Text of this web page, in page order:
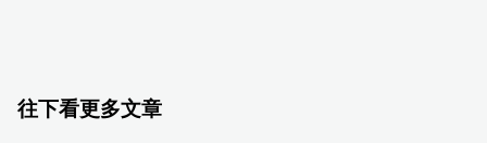
往下看更多文章